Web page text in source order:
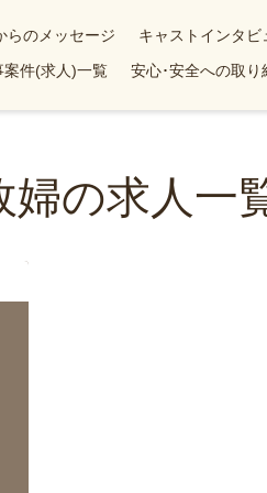
らのメッセージ
キャストインタビ
案件(求人)一覧 安心･安全への取り
婦の求人一